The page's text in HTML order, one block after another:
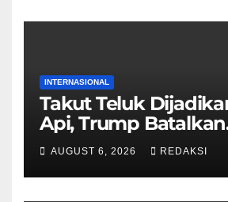
INTERNASIONAL
Takut Teluk
Api, Trump Batalkan
Serangan ke Iran
AUGUST 6, 2026 REDAKSI